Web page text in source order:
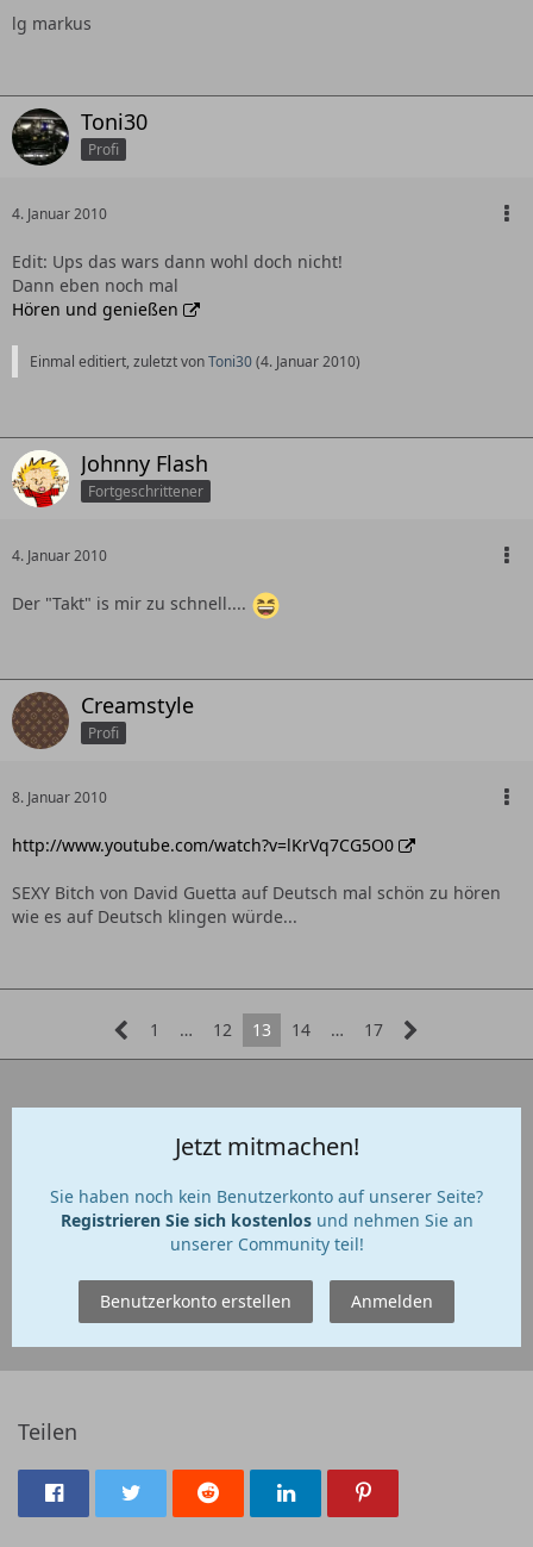
lg markus
Toni30
Profi
4. Januar 2010
Edit: Ups das wars dann wohl doch nicht!
Dann eben noch mal
Hören und genießen
Einmal editiert, zuletzt vonToni30(4. Januar 2010)
Johnny Flash
Fortgeschrittener
4. Januar 2010
Der "Takt" is mir zu schnell....
Creamstyle
Profi
8. Januar 2010
http://www.youtube.com/watch?v=lKrVq7CG5O0
SEXY Bitch von David Guetta auf Deutsch mal schön zu hören
wie es auf Deutsch klingen würde...
1 … 12 13 14 … 17
Jetzt mitmachen!
Sie haben noch kein Benutzerkonto auf unserer Seite?
Registrieren Sie sich kostenlosund nehmen Sie an
unserer Community teil!
Benutzerkonto erstellen Anmelden
Teilen